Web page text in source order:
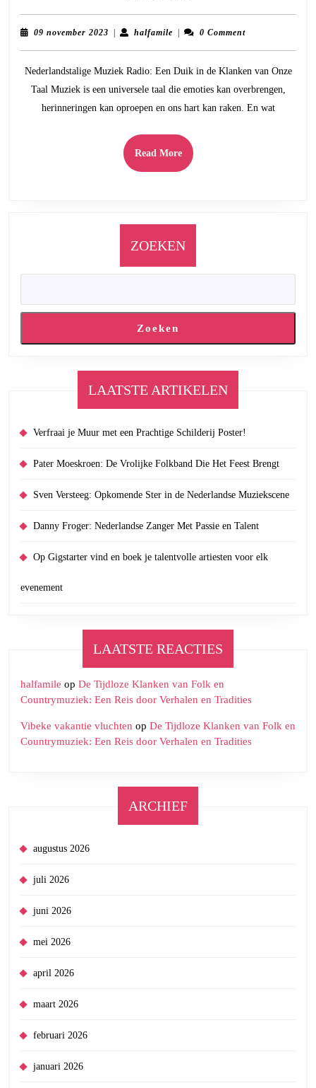
de
Magie
Muziek
Radio:
Een
in
de
09 november 2023 09| halfamilehalfamile
| 0 Comment
Nederlandstalige Muziek Radio: Een Duik in de Klanken van Onze
Taal Muziek is een universele taal die emoties kan overbrengen,
herinneringen kan oproepen en ons hart kan raken. En wat
Read MoreRead
More
ZOEKEN
Zoeken
LAATSTE ARTIKELEN
Verfraai je Muur met een Prachtige Schilderij Poster!
Pater Moeskroen: De Vrolijke Folkband Die Het Feest Brengt
Sven Versteeg: Opkomende Ster in de Nederlandse Muziekscene
Danny Froger: Nederlandse Zanger Met Passie en Talent
Op Gigstarter vind en boek je talentvolle artiesten voor elk
evenement
LAATSTE REACTIES
halfamile op De Tijdloze Klanken van Folk en
Countrymuziek: Een Reis door Verhalen en Tradities
Vibeke vakantie vluchten op De Tijdloze Klanken van Folk en
Countrymuziek: Een Reis door Verhalen en Tradities
ARCHIEF
augustus 2026
juli 2026
juni 2026
mei 2026
april 2026
maart 2026
februari 2026
januari 2026